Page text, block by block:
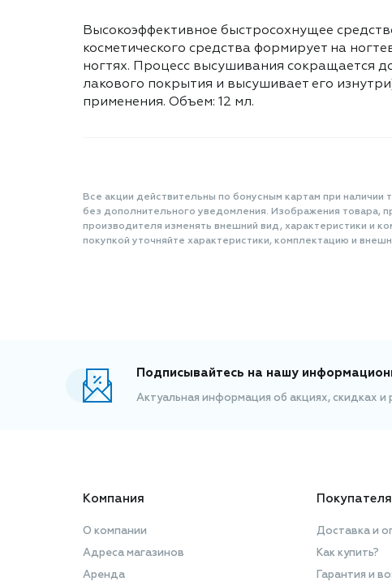
Высокоэффективное быстросохнущее
косметического средства формирует на
ногтях. Процесс высушивания сокращается
лакового покрытия и высушивает его
применения. Объем: 12 мл.
Все акции действительны по бонусным картам при
без дополнительного уведомления. Изображения товара,
производителя изменять внешний вид, характеристики и
покупкой уточняйте характеристики, комплектацию и
Подписывайтесь на нашу
Актуальная информация об акциях, скидках и
Компания
О компании
Адреса магазинов
Аренда
Доставка и
Как купить?
Гарантия и